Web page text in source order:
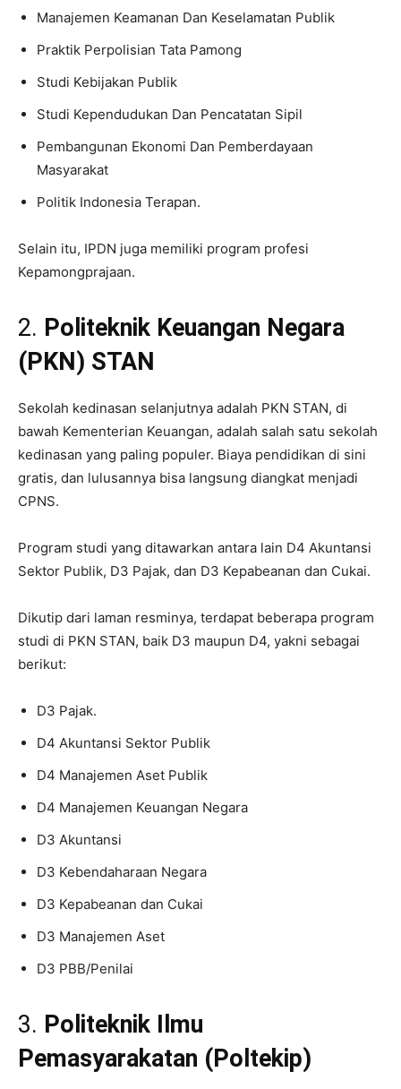
Manajemen Keamanan Dan Keselamatan Publik
Praktik Perpolisian Tata Pamong
Studi Kebijakan Publik
Studi Kependudukan Dan Pencatatan Sipil
Pembangunan Ekonomi Dan Pemberdayaan
Masyarakat
Politik Indonesia Terapan.
Selain itu, IPDN juga memiliki program profesi
Kepamongprajaan.
2. Politeknik Keuangan Negara
(PKN) STAN
Sekolah kedinasan selanjutnya adalah PKN STAN, di
bawah Kementerian Keuangan, adalah salah satu sekolah
kedinasan yang paling populer. Biaya pendidikan di sini
gratis, dan lulusannya bisa langsung diangkat menjadi
CPNS.
Program studi yang ditawarkan antara lain D4 Akuntansi
Sektor Publik, D3 Pajak, dan D3 Kepabeanan dan Cukai.
Dikutip dari laman resminya, terdapat beberapa program
studi di PKN STAN, baik D3 maupun D4, yakni sebagai
berikut:
D3 Pajak.
D4 Akuntansi Sektor Publik
D4 Manajemen Aset Publik
D4 Manajemen Keuangan Negara
D3 Akuntansi
D3 Kebendaharaan Negara
D3 Kepabeanan dan Cukai
D3 Manajemen Aset
D3 PBB/Penilai
3. Politeknik Ilmu
Pemasyarakatan (Poltekip)